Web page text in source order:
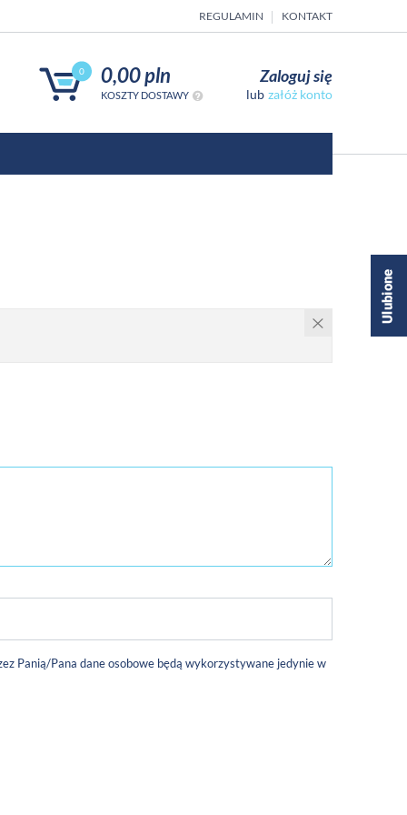
REGULAMIN KONTAKT
0 0,00 pln
KOSZTY DOSTAWY
Zaloguj się
załóż konto
Panią/Pana dane osobowe będą wykorzystywane jedynie w